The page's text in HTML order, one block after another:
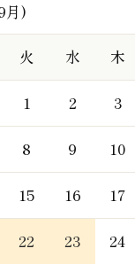
月)
火 水 木
1 2 3
8 9 10
15 16 17
22 23 24